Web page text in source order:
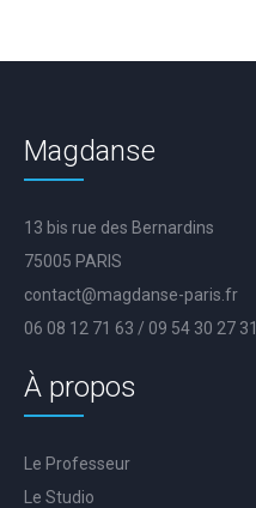
Magdanse
13 bis rue des Bernardins
75005 PARIS
contact@magdanse-paris.fr
06 08 12 71 63 / 09 54 30 27 31
À propos
Le Professeur
Le Studio